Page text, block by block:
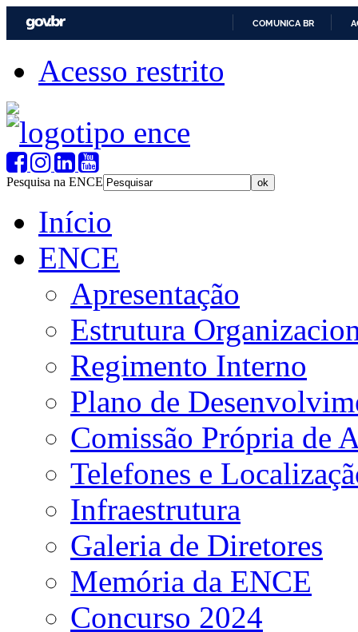
COMUNICA BR
Acesso restrito
Pesquisa na ENCE
Início
ENCE
Apresentação
Estrutura
Regimento Interno
Plano de
Comissão Própria de
Telefones e
Infraestrutura
Galeria de Diretores
Memória da ENCE
Concurso 2024